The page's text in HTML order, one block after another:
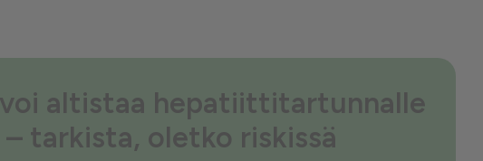
altistaa hepatiittitartunnalle
– tarkista, oletko riskissä